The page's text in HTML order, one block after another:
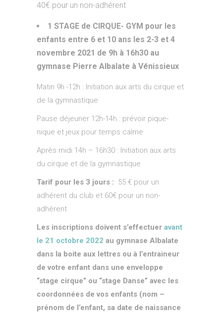
40€ pour un non-adhérent
1 STAGE de CIRQUE- GYM pour les
enfants entre 6 et 10 ans les 2-3 et 4
novembre 2021 de 9h à 16h30 au
gymnase Pierre Albalate à Vénissieux
Matin 9h -12h : Initiation aux arts du cirque et
de la gymnastique
Pause déjeuner 12h-14h : prévoir pique-
nique et jeux pour temps calme
Après midi 14h – 16h30 : Initiation aux arts
du cirque et de la gymnastique
Tarif pour les 3 jours : 55 € pour un
adhérent du club et 60€ pour un non-
adhérent
Les inscriptions doivent s’effectuer avant
le 21 octobre 2022 au gymnase Albalate
dans la boite aux lettres ou à l’entraineur
de votre enfant dans une enveloppe
“stage cirque” ou “stage Danse” avec les
coordonnées de vos enfants (nom –
prénom de l’enfant, sa date de naissance